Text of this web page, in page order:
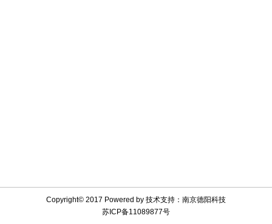
Copyright© 2017 Powered by 技术支持：南京德阳科技
苏ICP备11089877号